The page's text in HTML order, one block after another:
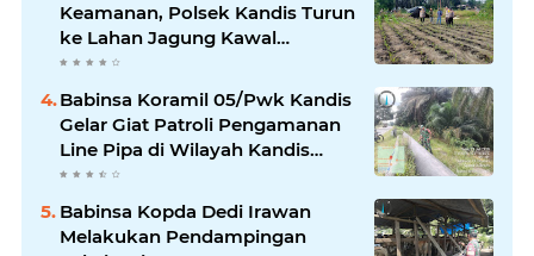
Keamanan, Polsek Kandis Turun
ke Lahan Jagung Kawal
Ketahanan Pangan
Babinsa Koramil 05/Pwk Kandis
Gelar Giat Patroli Pengamanan
Line Pipa di Wilayah Kandis
Kandis
Babinsa Kopda Dedi Irawan
Melakukan Pendampingan